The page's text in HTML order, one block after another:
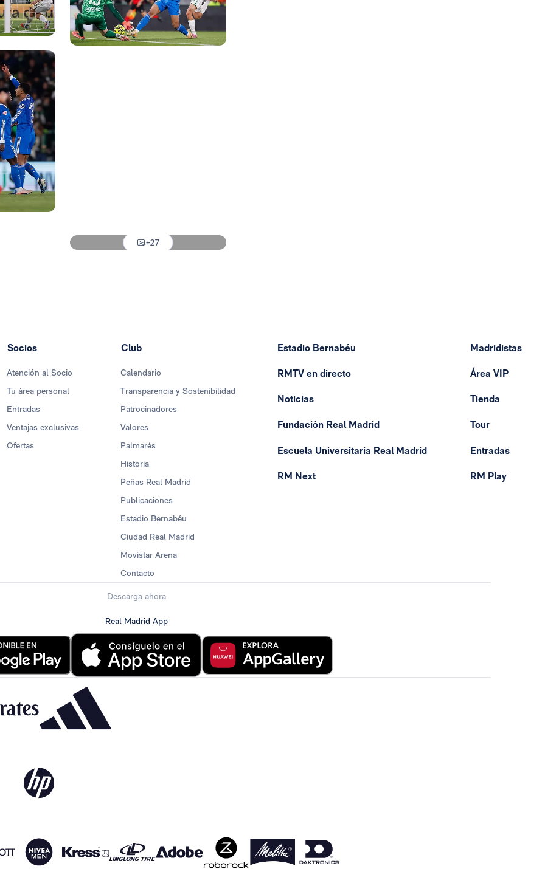
+27
Socios
Atención al Socio
Tu área personal
Entradas
Ventajas exclusivas
Ofertas
Club
Calendario
Transparencia y Sostenibilidad
Patrocinadores
Valores
Palmarés
Historia
Peñas Real Madrid
Publicaciones
Estadio Bernabéu
Ciudad Real Madrid
Movistar Arena
Contacto
Estadio Bernabéu
RMTV en directo
Noticias
Fundación Real Madrid
Escuela Universitaria Real Madrid
RM Next
Madridistas
Área VIP
Tienda
Tour
Entradas
RM Play
Descarga ahora
Real Madrid App